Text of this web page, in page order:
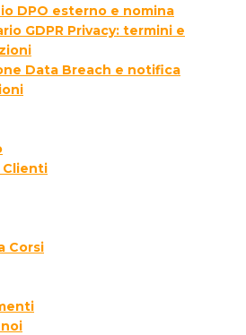
DPO esterno e nomina
GDPR Privacy: termini e
Data Breach e notifica
Clienti
Corsi